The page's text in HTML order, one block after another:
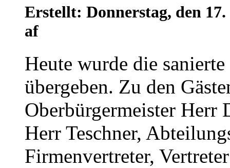
Erstellt: Donnerstag, den
af
Heute wurde die
übergeben. Zu den
Oberbürgermeister Herr
Herr Teschner,
Firmenvertreter,